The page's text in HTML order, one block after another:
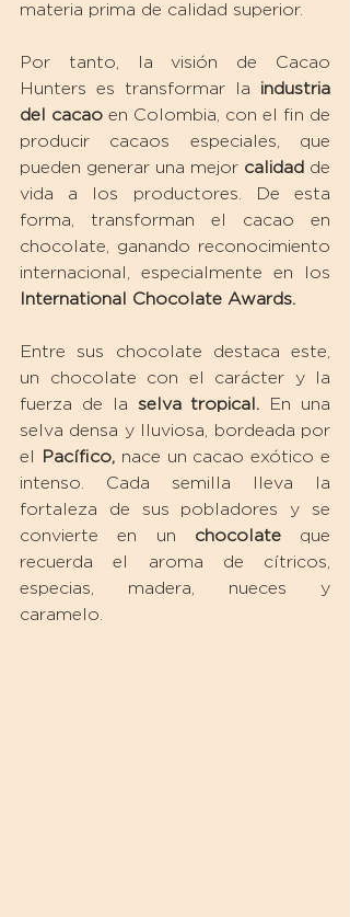
materia prima de calidad superior.
Por tanto, la visión de Cacao
Hunters es transformar la industria
del cacao en Colombia, con el fin de
producir cacaos especiales, que
pueden generar una mejor calidad de
vida a los productores. De esta
forma, transforman el cacao en
chocolate, ganando reconocimiento
International Chocolate Awards.
Entre sus chocolate destaca este,
un chocolate con el carácter y la
fuerza de la selva tropical. En una
selva densa y lluviosa, bordeada por
el
Pacífico, nace un cacao exótico e
intenso. Cada semilla lleva la
fortaleza de sus pobladores y se
convierte en un chocolate que
recuerda el aroma de cítricos,
especias, madera, nueces y
caramelo.